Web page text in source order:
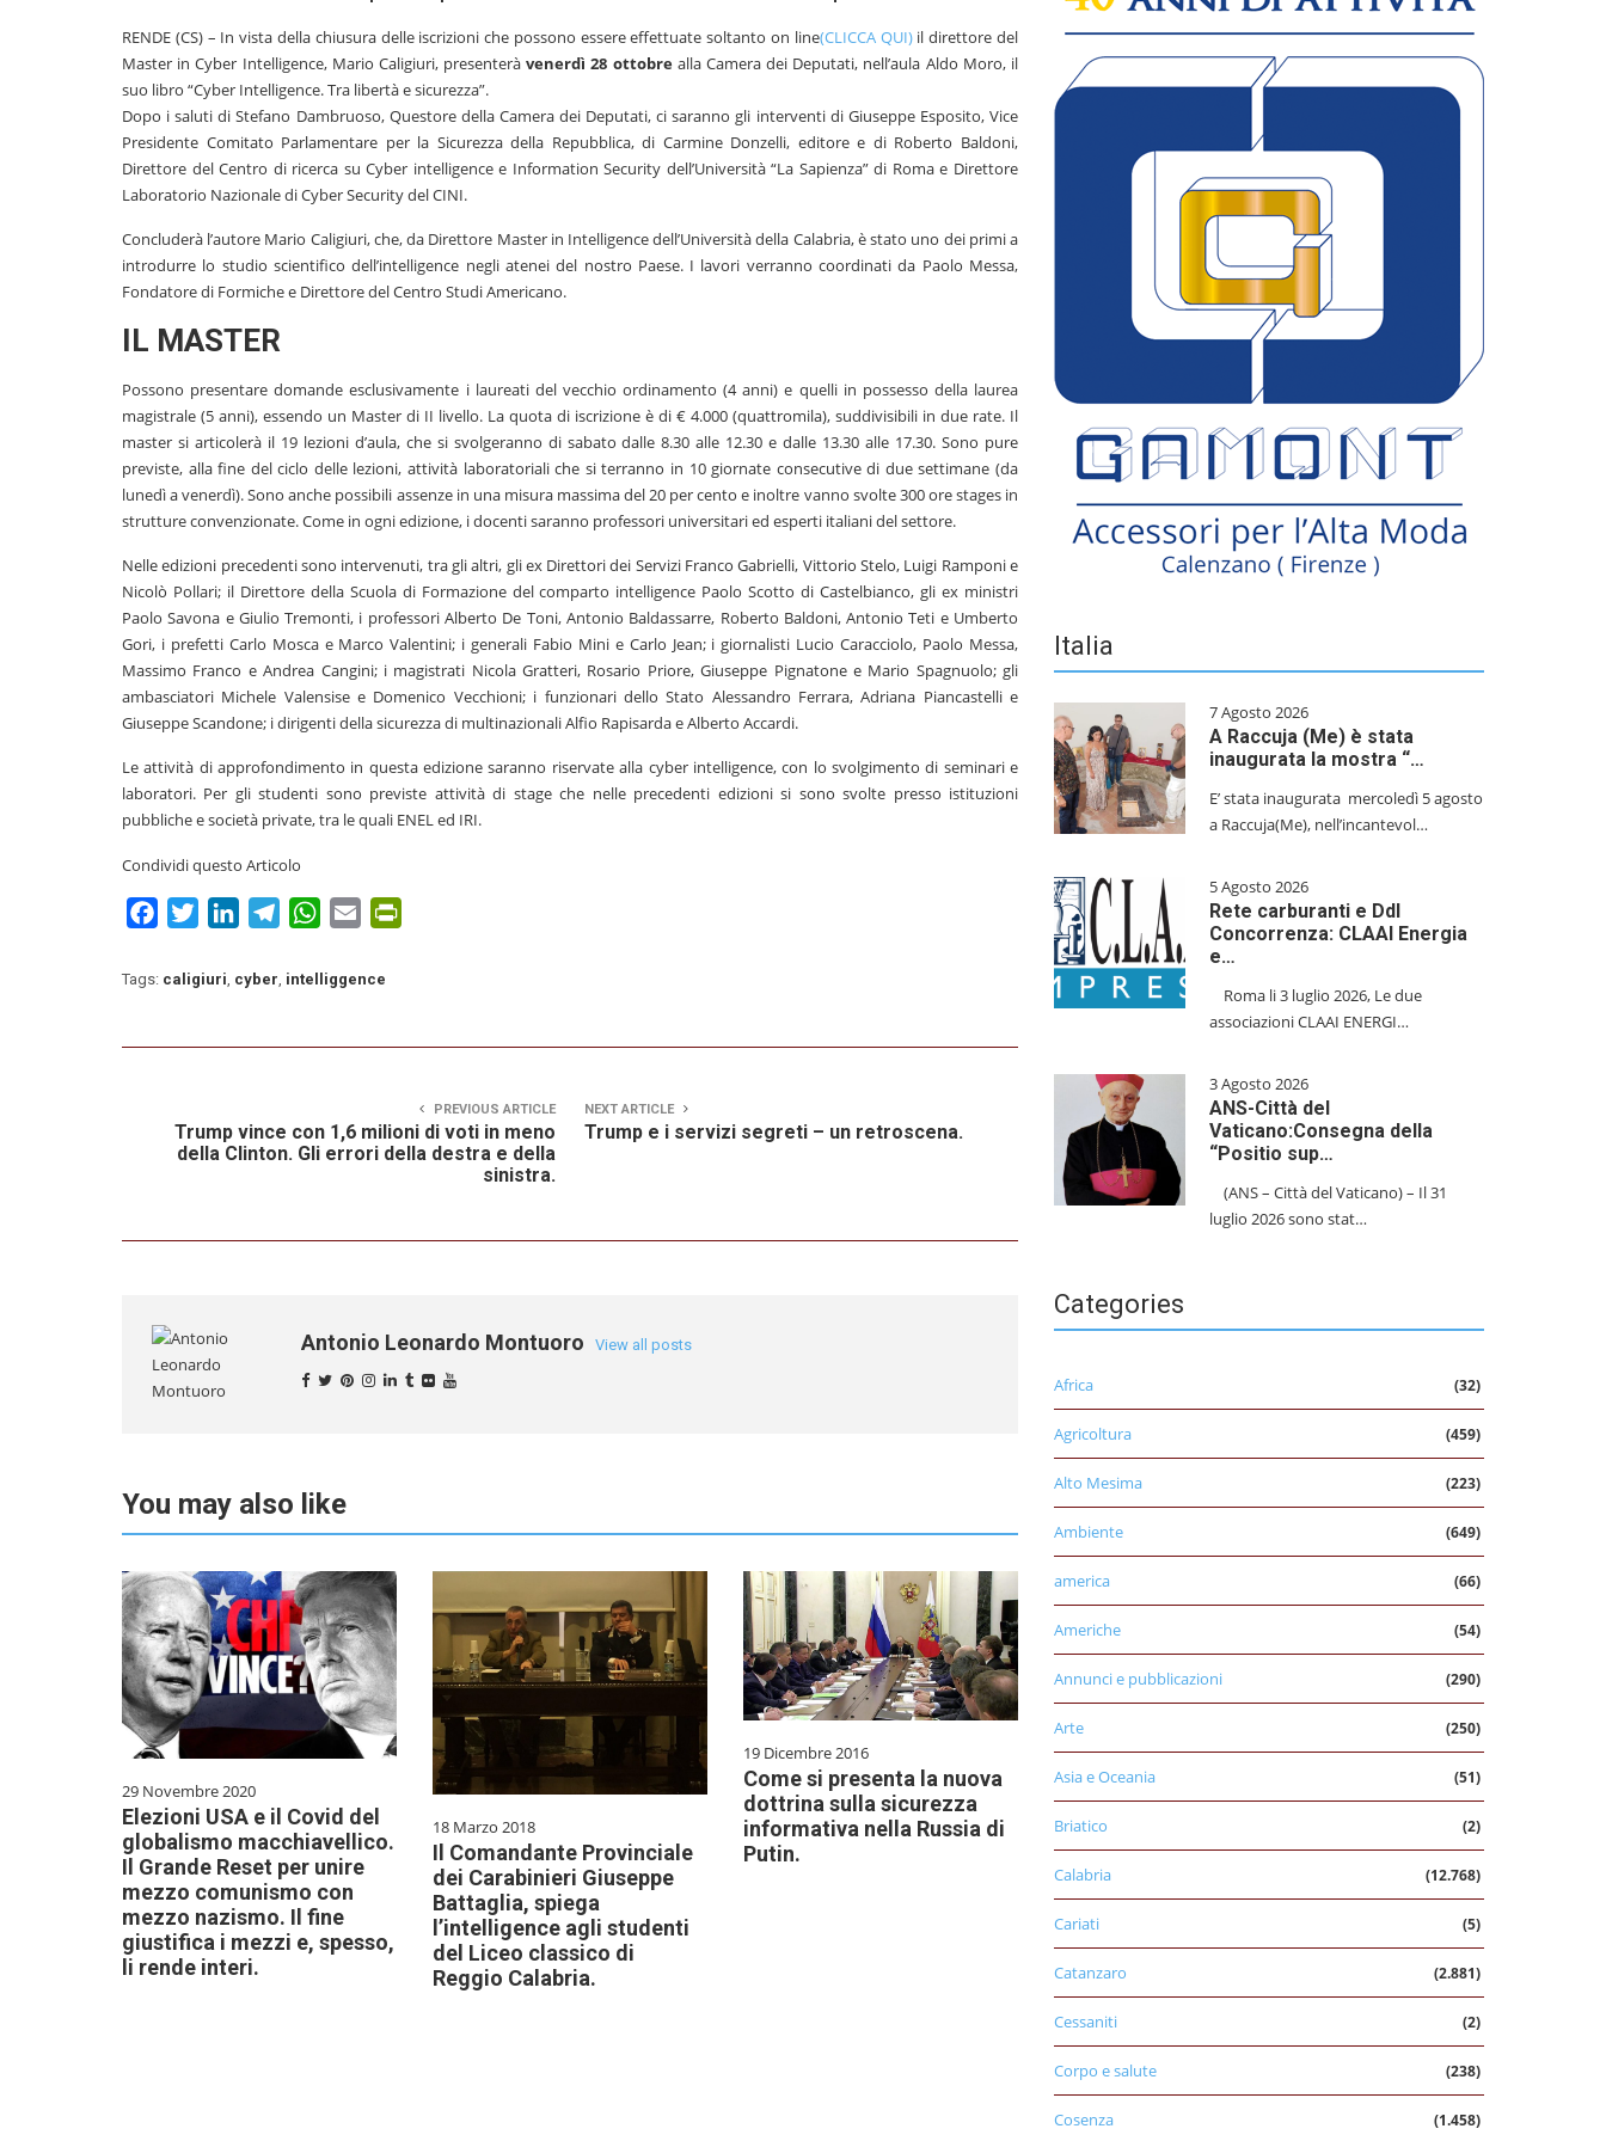
RENDE (CS) – In vista della chiusura delle iscrizioni che possono essere effettuate soltanto on line(CLICCA QUI)il direttore del
Master in Cyber Intelligence, Mario Caligiuri, presenterà venerdì 28 ottobrealla Camera dei Deputati, nell’aula Aldo Moro, il
suo libro “Cyber Intelligence. Tra libertà e sicurezza”.
Dopo i saluti di Stefano Dambruoso, Questore della Camera dei Deputati, ci saranno gli interventi di Giuseppe Esposito, Vice
Presidente Comitato Parlamentare per la Sicurezza della Repubblica, di Carmine Donzelli, editore e di Roberto Baldoni,
Direttore del Centro di ricerca su Cyber intelligence e Information Security dell’Università “La Sapienza” di Roma e Direttore
Laboratorio Nazionale di Cyber Security del CINI.
Concluderà l’autore Mario Caligiuri, che, da Direttore Master in Intelligence dell’Università della Calabria, è stato uno dei primi a
introdurre lo studio scientifico dell’intelligence negli atenei del nostro Paese. I lavori verranno coordinati da Paolo Messa,
Fondatore di Formiche e Direttore del Centro Studi Americano.
IL MASTER
Possono presentare domande esclusivamente i laureati del vecchio ordinamento (4 anni) e quelli in possesso della laurea
magistrale (5 anni), essendo un Master di II livello. La quota di iscrizione è di € 4.000 (quattromila), suddivisibili in due rate. Il
master si articolerà il 19 lezioni d’aula, che si svolgeranno di sabato dalle 8.30 alle 12.30 e dalle 13.30 alle 17.30. Sono pure
previste, alla fine del ciclo delle lezioni, attività laboratoriali che si terranno in 10 giornate consecutive di due settimane (da
lunedì a venerdì). Sono anche possibili assenze in una misura massima del 20 per cento e inoltre vanno svolte 300 ore stages in
strutture convenzionate. Come in ogni edizione, i docenti saranno professori universitari ed esperti italiani del settore.
Nelle edizioni precedenti sono intervenuti, tra gli altri, gli ex Direttori dei Servizi Franco Gabrielli, Vittorio Stelo, Luigi Ramponi e
Nicolò Pollari; il Direttore della Scuola di Formazione del comparto intelligence Paolo Scotto di Castelbianco, gli ex ministri
Paolo Savona e Giulio Tremonti, i professori Alberto De Toni, Antonio Baldassarre, Roberto Baldoni, Antonio Teti e Umberto
Gori, i prefetti Carlo Mosca e Marco Valentini; i generali Fabio Mini e Carlo Jean; i giornalisti Lucio Caracciolo, Paolo Messa,
Massimo Franco e Andrea Cangini; i magistrati Nicola Gratteri, Rosario Priore, Giuseppe Pignatone e Mario Spagnuolo; gli
ambasciatori Michele Valensise e Domenico Vecchioni; i funzionari dello Stato Alessandro Ferrara, Adriana Piancastelli e
Giuseppe Scandone; i dirigenti della sicurezza di multinazionali Alfio Rapisarda e Alberto Accardi.
Le attività di approfondimento in questa edizione saranno riservate alla cyber intelligence, con lo svolgimento di seminari e
laboratori. Per gli studenti sono previste attività di stage che nelle precedenti edizioni si sono svolte presso istituzioni
pubbliche e società private, tra le quali ENEL ed IRI.
Condividi questo Articolo
FacebookTwitterLinkedInTelegramWhatsApp
Email
Tags: caligiuri, cyber, intelliggence
PREVIOUS ARTICLE
Trump vince con 1,6 milioni di voti in meno
della Clinton. Gli errori della destra e della
sinistra.
NEXT ARTICLE
Trump e i servizi segreti – un retroscena.
Antonio Leonardo Montuoro View all posts
You may also like
29 Novembre 2020
Elezioni USA e il Covid del
globalismo macchiavellico.
Il Grande Reset per unire
mezzo comunismo con
mezzo nazismo. Il fine
giustifica i mezzi e, spesso,
li rende interi.
18 Marzo 2018
Il Comandante Provinciale
dei Carabinieri Giuseppe
Battaglia, spiega
l’intelligence agli studenti
del Liceo classico di
Reggio Calabria.
19 Dicembre 2016
Come si presenta la nuova
dottrina sulla sicurezza
informativa nella Russia di
Putin.
Italia
7 Agosto 2026
A Raccuja (Me) è stata
inaugurata la mostra “…
E’ stata inaugurata mercoledì 5 agosto
a Raccuja(Me), nell’incantevol…
5 Agosto 2026
Rete carburanti e Ddl
Concorrenza: CLAAI Energia
e…
​Roma li 3 luglio 2026, Le due
associazioni CLAAI ENERGI…
3 Agosto 2026
ANS-Città del
Vaticano:Consegna della
“Positio sup…
(ANS – Città del Vaticano) – Il 31
luglio 2026 sono stat…
Categories
Africa (32)
Agricoltura (459)
Alto Mesima (223)
Ambiente (649)
america (66)
Americhe (54)
Annunci e pubblicazioni (290)
Arte (250)
Asia e Oceania (51)
Briatico (2)
Calabria (12.768)
Cariati (5)
Catanzaro (2.881)
Cessaniti (2)
Corpo e salute (238)
Cosenza (1.458)